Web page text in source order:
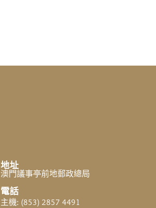
地址
澳門議事亭前地郵政總局
電話
主機: (853) 2857 4491